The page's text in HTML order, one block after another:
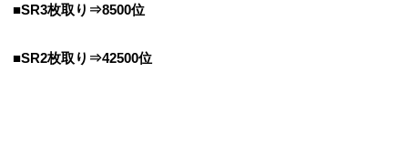
■SR3枚取り⇒8500位
■SR2枚取り⇒42500位